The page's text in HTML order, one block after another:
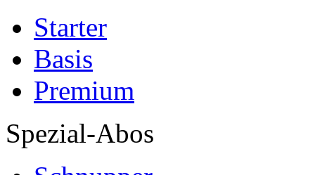
Starter
Basis
Premium
Spezial-Abos